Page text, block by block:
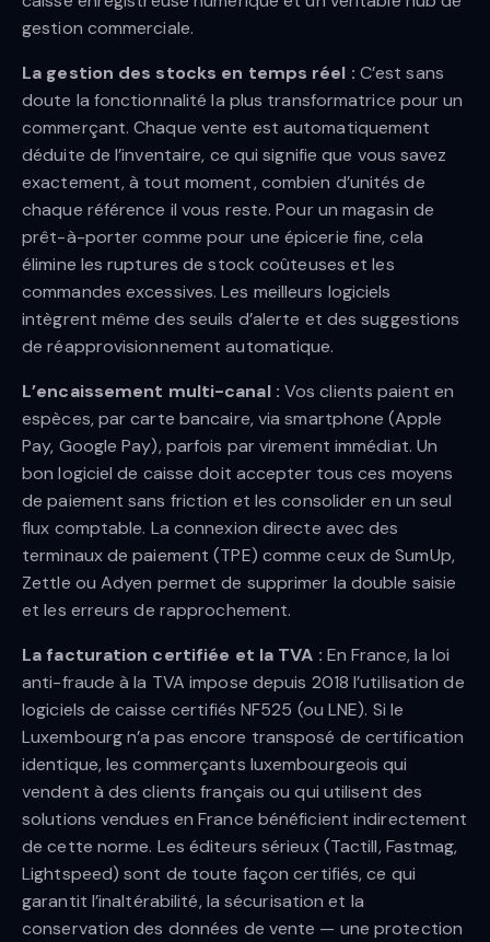
gestion commerciale.
La gestion des stocks en temps réel : C’est sans
doute la fonctionnalité la plus transformatrice pour un
commerçant. Chaque vente est automatiquement
déduite de l’inventaire, ce qui signifie que vous savez
exactement, à tout moment, combien d’unités de
chaque référence il vous reste. Pour un magasin de
prêt-à-porter comme pour une épicerie fine, cela
élimine les ruptures de stock coûteuses et les
commandes excessives. Les meilleurs logiciels
intègrent même des seuils d’alerte et des suggestions
de réapprovisionnement automatique.
L’encaissement multi-canal : Vos clients paient en
espèces, par carte bancaire, via smartphone (Apple
Pay, Google Pay), parfois par virement immédiat. Un
bon logiciel de caisse doit accepter tous ces moyens
de paiement sans friction et les consolider en un seul
flux comptable. La connexion directe avec des
terminaux de paiement (TPE) comme ceux de SumUp,
Zettle ou Adyen permet de supprimer la double saisie
et les erreurs de rapprochement.
La facturation certifiée et la TVA : En France, la loi
anti-fraude à la TVA impose depuis 2018 l’utilisation de
logiciels de caisse certifiés NF525 (ou LNE). Si le
Luxembourg n’a pas encore transposé de certification
identique, les commerçants luxembourgeois qui
vendent à des clients français ou qui utilisent des
solutions vendues en France bénéficient indirectement
de cette norme. Les éditeurs sérieux (Tactill, Fastmag,
Lightspeed) sont de toute façon certifiés, ce qui
garantit l’inaltérabilité, la sécurisation et la
conservation des données de vente — une protection